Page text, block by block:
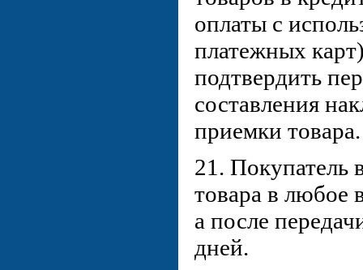
оплаты с
платежных
подтвердить
составления
приемки товара.
21. Покупатель
товара в любое
а после
дней.